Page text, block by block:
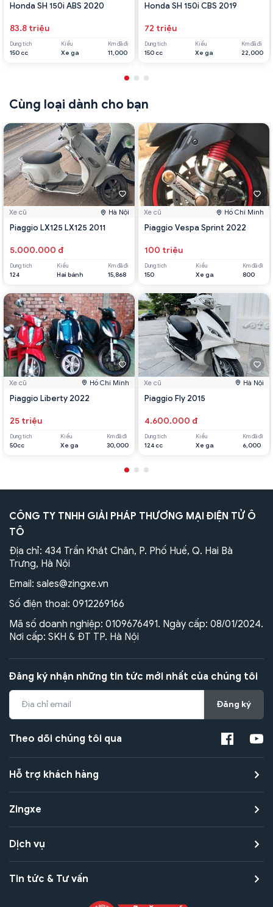
Honda SH 150i ABS 2020
83.8 triệu
Dung tích
150 cc
Kiểu
Xe ga
Km đã đi
11,000
Honda SH 150i CBS 2019
72 triệu
Dung tích
150 cc
Kiểu
Xe ga
Km đã đi
22,000
Cùng loại dành cho bạn
Xe cũ Hà Nội
Piaggio LX125 LX125 2011
5.000.000 đ
Dung tích
124
Kiểu
Hai bánh
Km đã đi
15,868
Xe cũ Hồ Chí Minh
Piaggio Liberty 2022
25 triệu
Dung tích
50cc
Kiểu
Xe ga
Km đã đi
30,000
Xe cũ Hồ Chí Minh
Piaggio Vespa Sprint 2022
100 triệu
Dung tích
150
Kiểu
Xe ga
Km đã đi
800
Xe cũ Hà Nội
Piaggio Fly 2015
4.600.000 đ
Dung tích
124 cc
Kiểu
Xe ga
Km đã đi
6,000
CÔNG TY TNHH GIẢI PHÁP THƯƠNG MẠI ĐIỆN TỬ Ô
TÔ
Địa chỉ: 434 Trần Khát Chân, P. Phố Huế, Q. Hai Bà
Trưng, Hà Nội
Email: sales@zingxe.vn
Số điện thoại: 0912269166
Mã số doanh nghiệp: 0109676491. Ngày cấp: 08/01/2024.
Nơi cấp: SKH & ĐT TP. Hà Nội
Đăng ký nhận những tin tức mới nhất của chúng tôi
Đăng ký
Theo dõi chúng tôi qua
Hỗ trợ khách hàng
Zingxe
Dịch vụ
Tin tức & Tư vấn